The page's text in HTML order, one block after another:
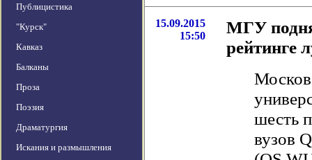
Публицистика
"Курск"
Кавказ
Балканы
Проза
Поэзия
Драматургия
Искания и размышления
15.09.2015
15:50
МГУ
рейтинге
шесть
вузов